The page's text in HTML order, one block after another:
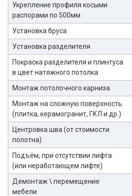
Укрепление профиля косыми
распорами по 500мм
Установка бруса
Установка разделителя
Покраска разделителя и плинтуса
в цвет натяжного потолка
Монтаж потолочного карниза
Монтаж на сложную поверхность
(плитка, керамогранит, ГКЛ и др.)
Центровка шва (от стоимости
полотна)
Подъём, при отсутствии лифта
(или неработающем лифте)
Демонтаж \ перемещение
мебели